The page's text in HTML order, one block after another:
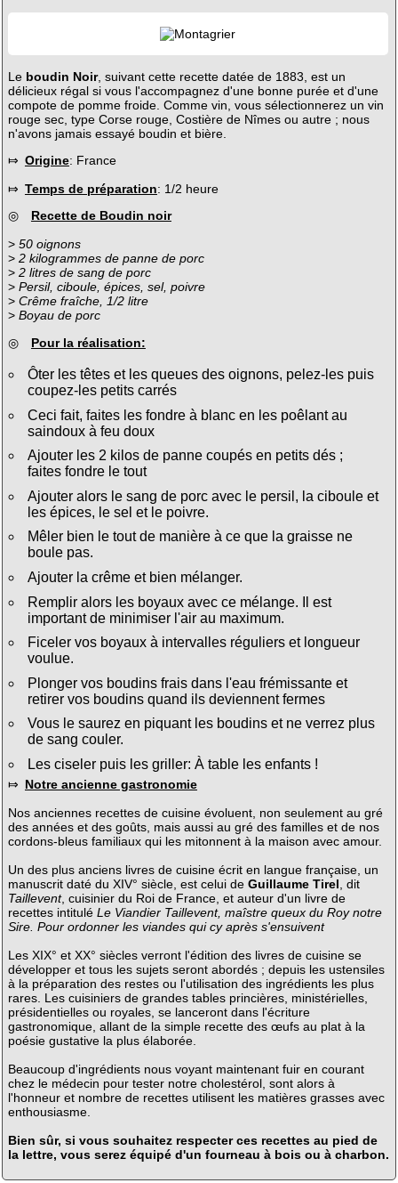
Le boudin Noir, suivant cette recette datée de 1883, est un
délicieux régal si vous l'accompagnez d'une bonne purée et d'une
compote de pomme froide. Comme vin, vous sélectionnerez un vin
rouge sec, type Corse rouge, Costière de Nîmes ou autre ; nous
n'avons jamais essayé boudin et bière.
⤇ Origine: France
⤇ Temps de préparation: 1/2 heure
◎ Recette de Boudin noir
> 50 oignons
> 2 kilogrammes de panne de porc
> 2 litres de sang de porc
> Persil, ciboule, épices, sel, poivre
> Crême fraîche, 1/2 litre
> Boyau de porc
◎ Pour la réalisation:
Ôter les têtes et les queues des oignons, pelez-les puis
coupez-les petits carrés
Ceci fait, faites les fondre à blanc en les poêlant au
saindoux à feu doux
Ajouter les 2 kilos de panne coupés en petits dés ;
faites fondre le tout
Ajouter alors le sang de porc avec le persil, la ciboule et
les épices, le sel et le poivre.
Mêler bien le tout de manière à ce que la graisse ne
boule pas.
Ajouter la crême et bien mélanger.
Remplir alors les boyaux avec ce mélange. Il est
important de minimiser l'air au maximum.
Ficeler vos boyaux à intervalles réguliers et longueur
voulue.
Plonger vos boudins frais dans l'eau frémissante et
retirer vos boudins quand ils deviennent fermes
Vous le saurez en piquant les boudins et ne verrez plus
de sang couler.
Les ciseler puis les griller: À table les enfants !
⤇ Notre ancienne gastronomie
Nos anciennes recettes de cuisine évoluent, non seulement au gré
des années et des goûts, mais aussi au gré des familles et de nos
cordons-bleus familiaux qui les mitonnent à la maison avec amour.
Un des plus anciens livres de cuisine écrit en langue française, un
manuscrit daté du XIV° siècle, est celui de Guillaume Tirel , dit
Taillevent, cuisinier du Roi de France, et auteur d'un livre de
recettes intitulé Le Viandier Taillevent, maîstre queux du Roy notre
Sire. Pour ordonner les viandes qui cy après s'ensuivent
Les XIX° et XX° siècles verront l'édition des livres de cuisine se
développer et tous les sujets seront abordés ; depuis les ustensiles
à la préparation des restes ou l'utilisation des ingrédients les plus
rares. Les cuisiniers de grandes tables princières, ministérielles,
présidentielles ou royales, se lanceront dans l'écriture
gastronomique, allant de la simple recette des œufs au plat à la
poésie gustative la plus élaborée.
Beaucoup d'ingrédients nous voyant maintenant fuir en courant
chez le médecin pour tester notre cholestérol, sont alors à
l'honneur et nombre de recettes utilisent les matières grasses avec
enthousiasme.
Bien sûr, si vous souhaitez respecter ces recettes au pied de
la lettre, vous serez équipé d'un fourneau à bois ou à charbon.